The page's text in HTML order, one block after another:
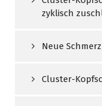
zyklisch
Neue
Cluster-